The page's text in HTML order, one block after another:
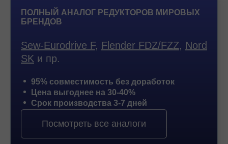
ПОЛНЫЙ АНАЛОГ РЕДУКТОРОВ МИРОВЫХ
БРЕНДОВ
Sew-Eurodrive F, Flender FDZ/FZZ, Nord
SK и пр.
95% совместимость без доработок
Цена выгоднее на 30-40%
Срок производства 3-7 дней
Посмотреть все аналоги